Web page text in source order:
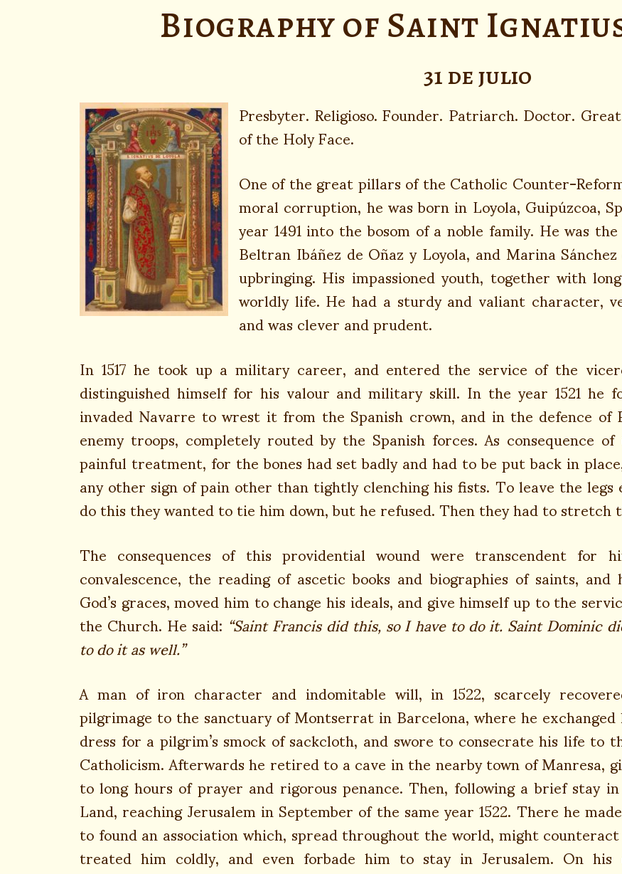
Biography of Saint
31 de julio
Presbyter. Religioso. Founder. Patriarch. Doctor.
of the Holy Face.
One of the great pillars of the Catholic Counter-
moral corruption, he was born in Loyola, Guipúzcoa,
year 1491 into the bosom of a noble family. He was
Beltran Ibáñez de Oñaz y Loyola, and Marina
upbringing. His impassioned youth, together with
worldly life. He had a sturdy and valiant character,
and was clever and prudent.
In 1517 he took up a military career, and entered the service of the
distinguished himself for his valour and military skill. In the year 1521 he
invaded Navarre to wrest it from the Spanish crown, and in the defence of
enemy troops, completely routed by the Spanish forces. As consequence
painful treatment, for the bones had set badly and had to be put back in
any other sign of pain other than tightly clenching his fists. To leave the
do this they wanted to tie him down, but he refused. Then they had to
The consequences of this providential wound were transcendent for
convalescence, the reading of ascetic books and biographies of saints,
God’s graces, moved him to change his ideals, and give himself up to the
the Church. He said:“Saint Francis did this, so I have to do it. Saint Dominic
to do it as well.”
A man of iron character and indomitable will, in 1522, scarcely
pilgrimage to the sanctuary of Montserrat in Barcelona, where he exchanged
dress for a pilgrim’s smock of sackcloth, and swore to consecrate his life to
Catholicism. Afterwards he retired to a cave in the nearby town of Manresa,
to long hours of prayer and rigorous penance. Then, following a brief stay
Land, reaching Jerusalem in September of the same year 1522. There he
to found an association which, spread throughout the world, might
treated him coldly, and even forbade him to stay in Jerusalem. On